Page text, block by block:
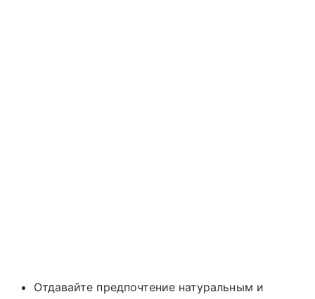
Отдавайте предпочтение натуральным и